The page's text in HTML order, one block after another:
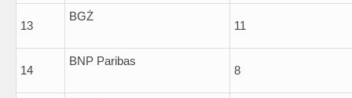
13
BGŻ
11
14
BNP Paribas
8